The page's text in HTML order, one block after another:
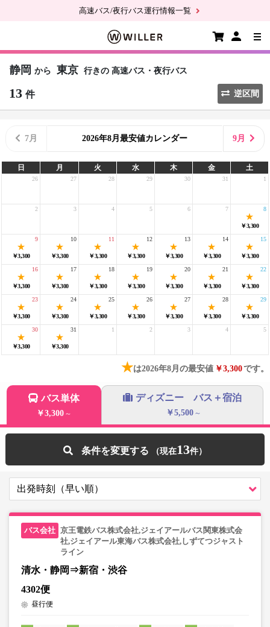
高速バス/夜行バス運行情報一覧
静岡 から 東京 行きの 高速バス・夜行バス
13 件 逆区間
7月 2026年8月最安値カレンダー 9月
日 月 火 水 木 金 土
26 27 28 29 30 31 1
2 3 4 5 6 7
￥3,300
8
￥3,300
9
￥3,300
10
￥3,300
11
￥3,300
12
￥3,300
13
￥3,300
14
￥3,300
15
￥3,300
16
￥3,300
17
￥3,300
18
￥3,300
19
￥3,300
20
￥3,300
21
￥3,300
22
￥3,300
23
￥3,300
24
￥3,300
25
￥3,300
26
￥3,300
27
￥3,300
28
￥3,300
29
￥3,300
30
￥3,300
31 1 2 3 4 5
★は2026年8月の最安値 ￥3,300です。
バス単体
￥3,300 ～
ディズニー バス＋宿泊
￥5,500 ～
条件を変更する 13
京王電鉄バス株式会社,ジェイアールバス関東株式会
社,ジェイアール東海バス株式会社,しずてつジャスト
ライン
清水・静岡⇒新宿・渋谷
4302便
昼行便